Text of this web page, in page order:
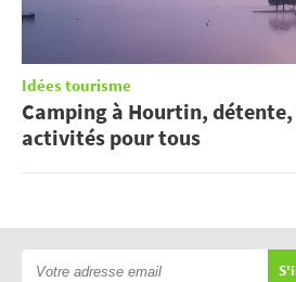
Idées tourisme
Camping à Hourtin,
activités pour tous